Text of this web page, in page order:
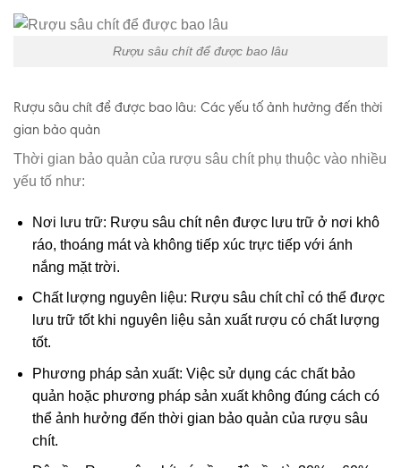
Rượu sâu chít để được bao lâu
Rượu sâu chít để được bao lâu: Các yếu tố ảnh hưởng đến thời
gian bảo quản
Thời gian bảo quản của rượu sâu chít phụ thuộc vào nhiều
yếu tố như:
Nơi lưu trữ: Rượu sâu chít nên được lưu trữ ở nơi khô
ráo, thoáng mát và không tiếp xúc trực tiếp với ánh
nắng mặt trời.
Chất lượng nguyên liệu: Rượu sâu chít chỉ có thể được
lưu trữ tốt khi nguyên liệu sản xuất rượu có chất lượng
tốt.
Phương pháp sản xuất: Việc sử dụng các chất bảo
quản hoặc phương pháp sản xuất không đúng cách có
thể ảnh hưởng đến thời gian bảo quản của rượu sâu
chít.